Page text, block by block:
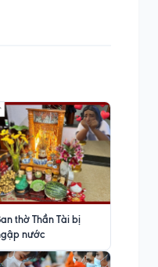
thờ Thần Tài bị
nước